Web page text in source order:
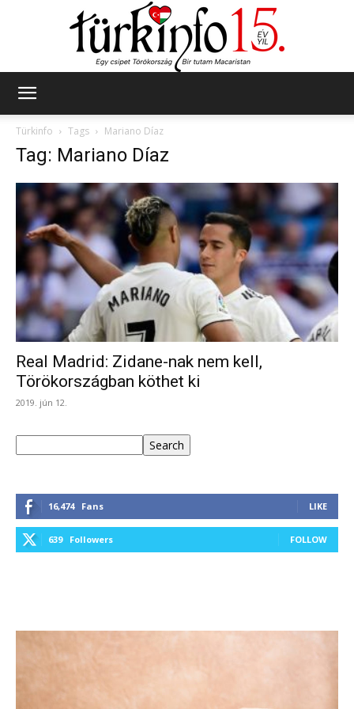
Türkinfo
Tags Mariano Díaz
Tag: Mariano Díaz
Real Madrid: Zidane-nak nem kell,
Törökországban köthet ki
2019. jún 12.
Search
16,474 Fans LIKE
639 Followers FOLLOW